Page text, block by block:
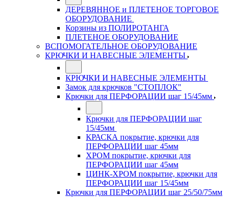
ДЕРЕВЯННОЕ и ПЛЕТЕНОЕ ТОРГОВОЕ
ОБОРУДОВАНИЕ
Корзины из ПОЛИРОТАНГА
ПЛЕТЕНОЕ ОБОРУДОВАНИЕ
ВСПОМОГАТЕЛЬНОЕ ОБОРУДОВАНИЕ
КРЮЧКИ И НАВЕСНЫЕ ЭЛЕМЕНТЫ
КРЮЧКИ И НАВЕСНЫЕ ЭЛЕМЕНТЫ
Замок для крючков "СТОПЛОК"
Крючки для ПЕРФОРАЦИИ шаг 15/45мм
Крючки для ПЕРФОРАЦИИ шаг
15/45мм
КРАСКА покрытие, крючки для
ПЕРФОРАЦИИ шаг 45мм
ХРОМ покрытие, крючки для
ПЕРФОРАЦИИ шаг 45мм
ЦИНК-ХРОМ покрытие, крючки для
ПЕРФОРАЦИИ шаг 15/45мм
Крючки для ПЕРФОРАЦИИ шаг 25/50/75мм